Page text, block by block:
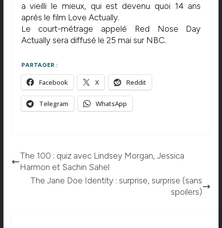
a vieilli le mieux, qui est devenu quoi 14 ans
après le film Love Actually.
Le court-métrage appelé Red Nose Day
Actually sera diffusé le 25 mai sur NBC.
PARTAGER :
Facebook X Reddit
Telegram WhatsApp
The 100 : quiz avec Lindsey Morgan, Jessica
Harmon et Sachin Sahel
The Jane Doe Identity : surprise, surprise (sans
spoilers)